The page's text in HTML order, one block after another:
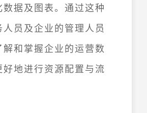
据及图表。通过这种
员及企业的管理人员
解和掌握企业的运营数
地进行资源配置与流